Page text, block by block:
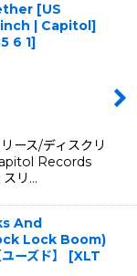
[US
| Capitol]
6 1]
ース/ディスクリ
Records
スリ…
And
Lock Boom)
ズド】
[XLT